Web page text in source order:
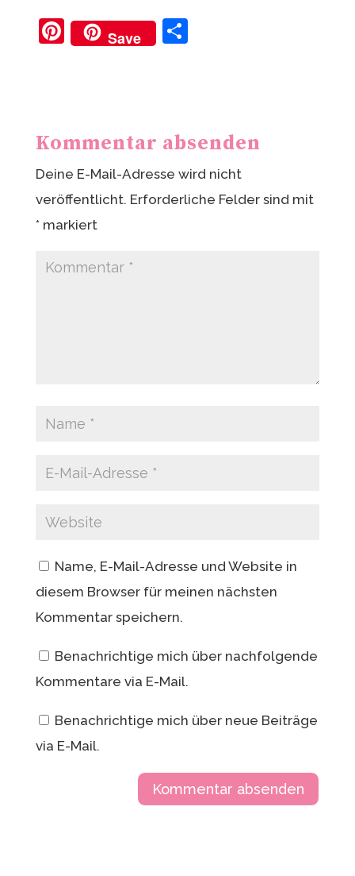
Pi
nt
st
Save
T
Kommentar absenden
Deine E-Mail-Adresse wird nicht
veröffentlicht. Erforderliche Felder sind mit
*markiert
Name, E-Mail-Adresse und Website in
diesem Browser für meinen nächsten
Kommentar speichern.
Benachrichtige mich über nachfolgende
Kommentare via E-Mail.
Benachrichtige mich über neue Beiträge
via E-Mail.